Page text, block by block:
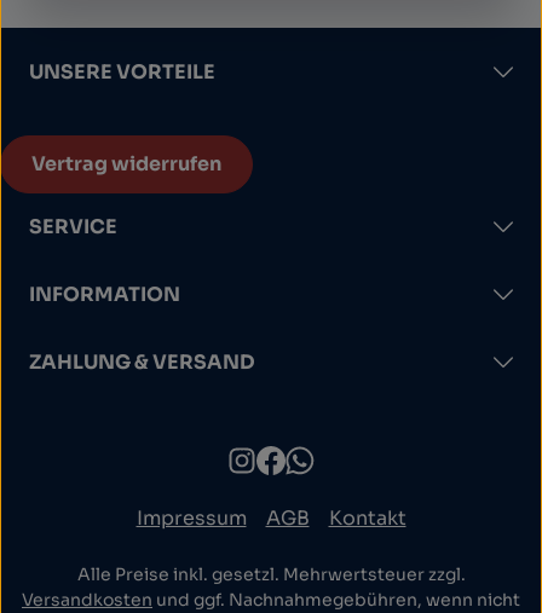
UNSERE VORTEILE
Vertrag widerrufen
SERVICE
INFORMATION
ZAHLUNG & VERSAND
Impressum AGB Kontakt
Alle Preise inkl. gesetzl. Mehrwertsteuer zzgl.
Versandkosten und ggf. Nachnahmegebühren, wenn nicht